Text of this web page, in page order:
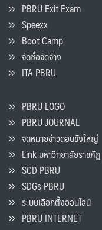
PBRU Exit Exam
Speexx
Boot Camp
จัดซื้อจัดจ้าง
ITA PBRU
PBRU LOGO
PBRU JOURNAL
จดหมายข่าวดอนขังใหญ่
Link มหาวิทยาลัยราชภัฏ
SCD PBRU
SDGs PBRU
ระบบเลือกตั้งออนไลน์
PBRU INTERNET